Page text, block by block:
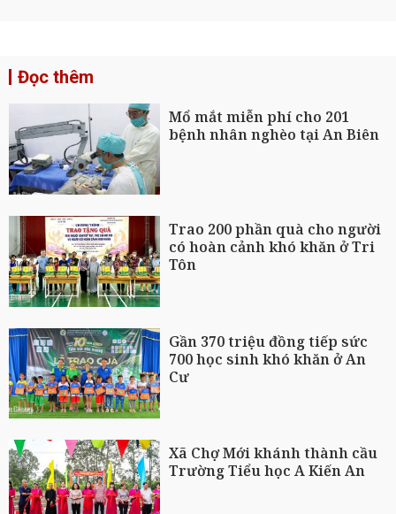
Đọc thêm
Mổ mắt miễn phí cho 201
bệnh nhân nghèo tại An Biên
Trao 200 phần quà cho người
có hoàn cảnh khó khăn ở Tri
Tôn
Gần 370 triệu đồng tiếp sức
700 học sinh khó khăn ở An
Cư
Xã Chợ Mới khánh thành cầu
Trường Tiểu học A Kiến An